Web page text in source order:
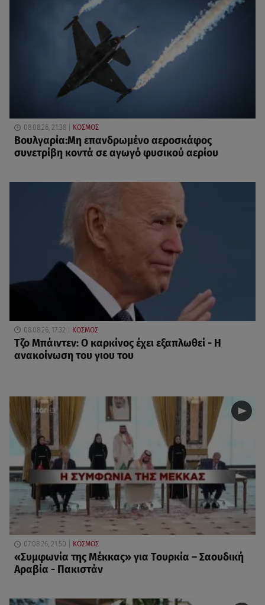
08.08.26, 21:38 ΚΟΣΜΟΣ
Βουλγαρία:Μη επανδρωμένο αεροσκάφος
συνετρίβη κοντά σε αγωγό φυσικού αερίου
08.08.26, 17:32 ΚΟΣΜΟΣ
Τζο Μπάιντεν: Ο καρκίνος έχει εξαπλωθεί - Η
ανακοίνωση του γιου του
07.08.26, 21:50 ΚΟΣΜΟΣ
«Συμφωνία της Μέκκας» για Τουρκία – Σαουδική
Αραβία - Πακιστάν